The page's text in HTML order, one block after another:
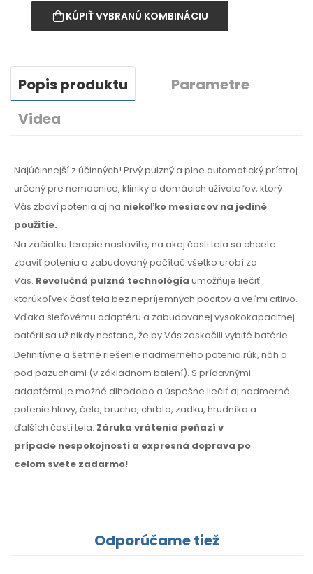
KÚPIŤ VYBRANÚ KOMBINÁCIU
Popis produktu
Parametre
Videa
Najúčinnejší z účinných! Prvý pulzný a plne automatický prístroj
určený pre nemocnice, klinikya domácich užívateľov, ktorý
Vás zbaví potenia aj na niekoľko mesiacov na jediné
použitie.
Na začiatku terapie nastavíte, na akej časti tela sa chcete
zbaviť potenia a zabudovanýpočítač všetko urobí za
Vás. Revolučná pulzná technológia umožňuje liečiť
ktorúkoľvek časť tela bez nepríjemných pocitov a veľmi citlivo.
Vďaka sieťovému adaptéru a zabudovanej vysokokapacitnej
batérii sa už nikdy nestane, že by Vás zaskočili vybité batérie.
Definitívne a šetrné riešenie nadmerného potenia rúk, nôh a
pod pazuchami (v základnom balení). S prídavnými
adaptérmi je možné dlhodobo a úspešne liečiť aj nadmerné
potenie hlavy, čela, brucha, chrbta, zadku, hrudníka a
ďalších častí tela. Záruka vrátenia peňazí v
prípade nespokojnosti a expresná doprava po
celom svete zadarmo!
Odporúčame tiež